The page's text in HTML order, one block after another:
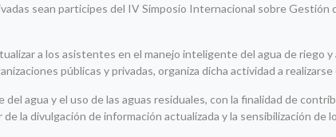
sean participes del IV Simposio Internacional sobre Gestión
a los asistentes en el manejo inteligente del agua de riego
públicas y privadas, organiza dicha actividad a
agua y el uso de las aguas residuales, con la finalidad de
la divulgación de información actualizada y la sensibilización de